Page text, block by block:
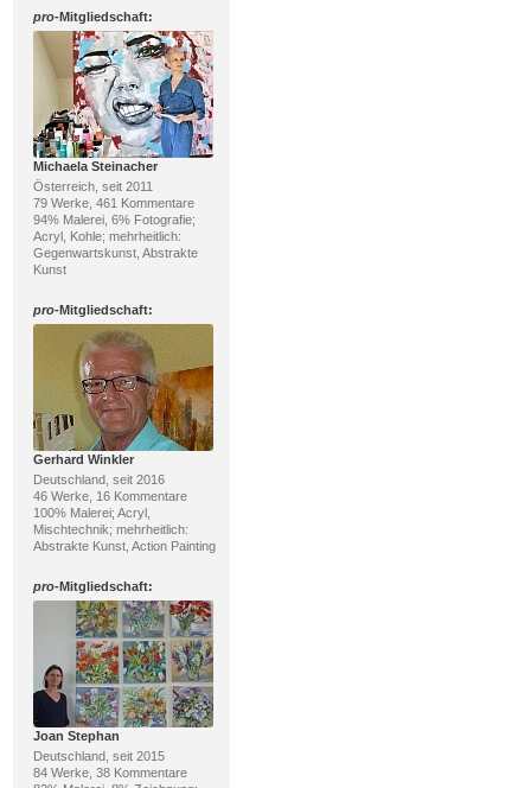
pro-Mitgliedschaft:
Michaela Steinacher
Österreich, seit 2011
79 Werke, 461 Kommentare
94% Malerei, 6% Fotografie;
Acryl, Kohle; mehrheitlich:
Gegenwartskunst, Abstrakte
Kunst
pro-Mitgliedschaft:
Gerhard Winkler
Deutschland, seit 2016
46 Werke, 16 Kommentare
100% Malerei; Acryl,
Mischtechnik; mehrheitlich:
Abstrakte Kunst, Action Painting
pro-Mitgliedschaft:
Joan Stephan
Deutschland, seit 2015
84 Werke, 38 Kommentare